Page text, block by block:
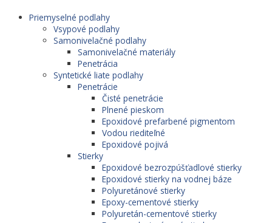
Priemyselné podlahy
Vsypové podlahy
Samonivelačné podlahy
Samonivelačné materiály
Penetrácia
Syntetické liate podlahy
Penetrácie
Čisté penetrácie
Plnené pieskom
Epoxidové prefarbené pigmentom
Vodou riediteľné
Epoxidové pojivá
Stierky
Epoxidové bezrozpúšťadlové stierky
Epoxidové stierky na vodnej báze
Polyuretánové stierky
Epoxy-cementové stierky
Polyuretán-cementové stierky